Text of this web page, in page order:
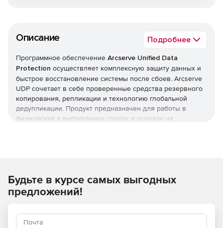
Описание Подробнее
Программное обеспечение Arcserve Unified Data
Protection осуществляет комплексную защиту данных и
быстрое восстановление системы после сбоев. Arcserve
UDP сочетает в себе проверенные средства резервного
копирования, репликации и технологию глобальной
дедупликации. Продукт предназначен для работы в
физических и виртуальных средах и основан на
масштабировать IT-среды локально или с использованием
облачных технологий. Решение оперативно
восстанавливает систему после сбоев и проводит
работы компании систем, приложений и данных, что
Будьте в курсе самых выгодных
предложений!